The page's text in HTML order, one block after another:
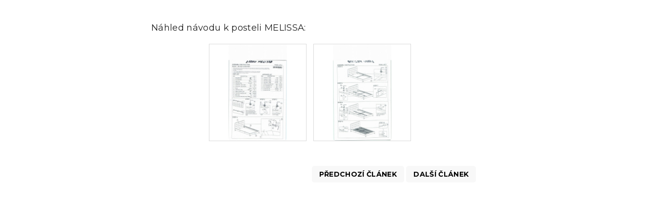
Náhled návodu k posteli MELISSA:
PŘEDCHOZÍ ČLÁNEK DALŠÍ ČLÁNEK